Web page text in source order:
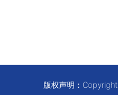
版权声明：Copyright